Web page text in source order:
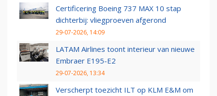
Certificering Boeing 737 MAX 10 stap
dichterbij: vliegproeven afgerond
29-07-2026, 14:09
LATAM Airlines toont interieur van nieuwe
Embraer E195-E2
29-07-2026, 13:34
Verscherpt toezicht ILT op KLM E&M om